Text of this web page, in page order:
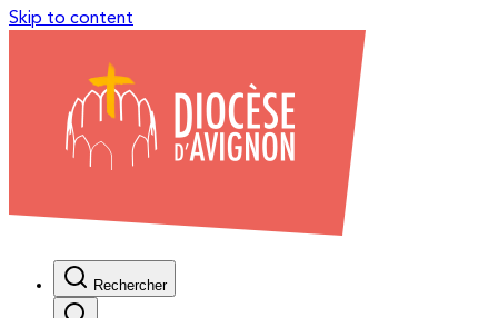
Skip to content
Rechercher